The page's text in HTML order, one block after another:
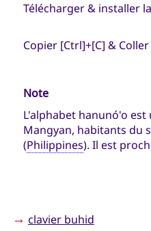
Télécharger & installer
Copier [Ctrl]+[C] &
Note
L'alphabet hanunó'o
Mangyan, habitants du
(Philippines). Il est
→ clavier buhid